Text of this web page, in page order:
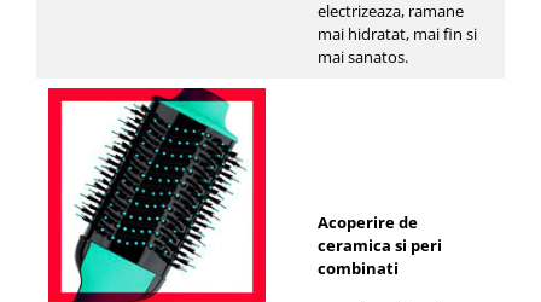
electrizeaza, ramane
mai hidratat, mai fin si
mai sanatos.
Acoperire de
ceramica si peri
combinati